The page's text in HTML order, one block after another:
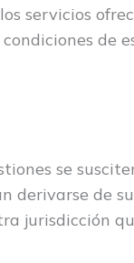
servicios
de
se
de
jurisdicción